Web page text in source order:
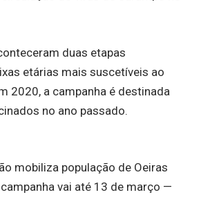
duas etapas
etárias mais suscetíveis ao
2020, a campanha é destinada
no ano passado.